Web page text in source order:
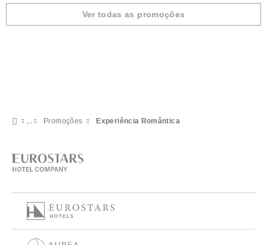
Ver todas as promoções
Promoções Experiência Romântica